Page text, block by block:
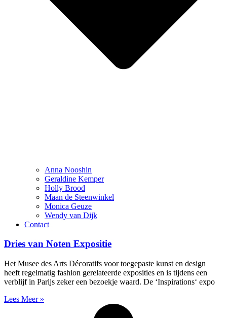
Anna Nooshin
Geraldine Kemper
Holly Brood
Maan de Steenwinkel
Monica Geuze
Wendy van Dijk
Contact
Dries van Noten Expositie
Het Musee des Arts Décoratifs voor toegepaste kunst en design
heeft regelmatig fashion gerelateerde exposities en is tijdens een
verblijf in Parijs zeker een bezoekje waard. De ‘Inspirations‘ expo
Lees Meer »